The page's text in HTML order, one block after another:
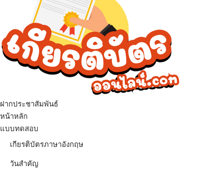
ฝากประชาสัมพันธ์
เมนู
หน้าหลัก
แบบทดสอบ
เกียรติบัตรภาษาอังกฤษ
วันสำคัญ